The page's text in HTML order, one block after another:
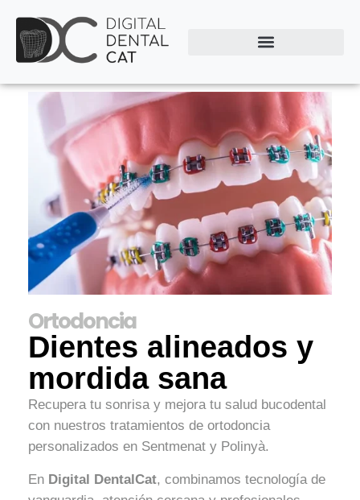
Ortodoncia
Dientes alineados y
mordida sana
Recupera tu sonrisa y mejora tu salud bucodental
con nuestros tratamientos de ortodoncia
personalizados en Sentmenat y Polinyà.
En Digital DentalCat, combinamos tecnología de